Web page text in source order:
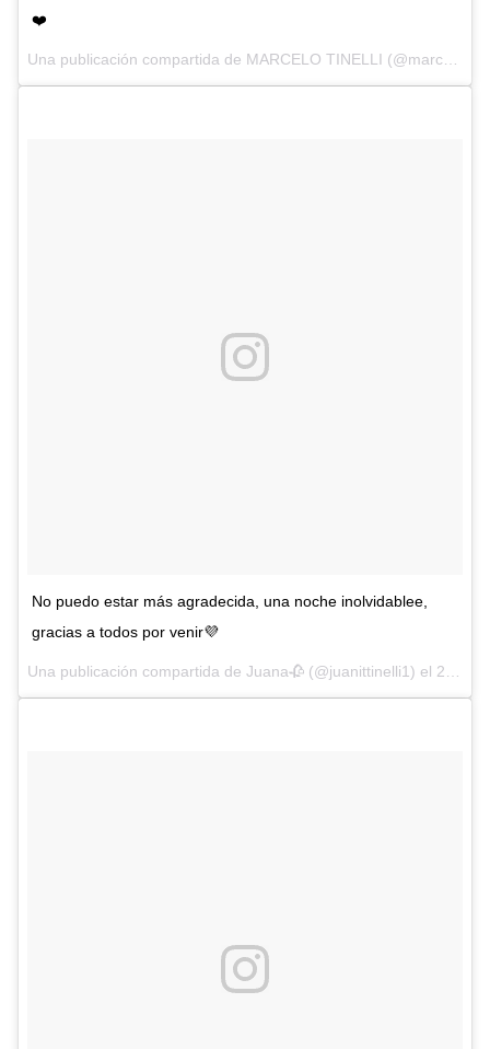
❤️
No puedo estar más agradecida, una noche inolvidablee,
gracias a todos por venir💜
Una publicación compartida de Juana🥀 (@juanittinelli1) el 26 de Nov de 2017 a la(s) 11:29 PST